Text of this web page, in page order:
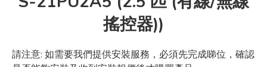
搖控器))
請注意: 如需要我們提供安裝服務，必須先完成睇位，確認